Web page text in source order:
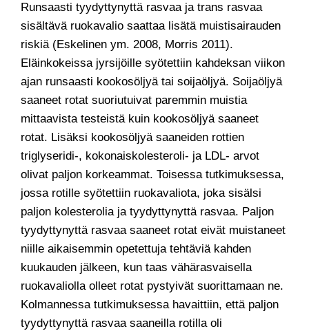
Runsaasti tyydyttynyttä rasvaa ja trans rasvaa
sisältävä ruokavalio saattaa lisätä muistisairauden
riskiä (Eskelinen ym. 2008, Morris 2011).
Eläinkokeissa jyrsijöille syötettiin kahdeksan viikon
ajan runsaasti kookosöljyä tai soijaöljyä. Soijaöljyä
saaneet rotat suoriutuivat paremmin muistia
mittaavista testeistä kuin kookosöljyä saaneet
rotat. Lisäksi kookosöljyä saaneiden rottien
triglyseridi-, kokonaiskolesteroli- ja LDL- arvot
olivat paljon korkeammat. Toisessa tutkimuksessa,
jossa rotille syötettiin ruokavaliota, joka sisälsi
paljon kolesterolia ja tyydyttynyttä rasvaa. Paljon
tyydyttynyttä rasvaa saaneet rotat eivät muistaneet
niille aikaisemmin opetettuja tehtäviä kahden
kuukauden jälkeen, kun taas vähärasvaisella
ruokavaliolla olleet rotat pystyivät suorittamaan ne.
Kolmannessa tutkimuksessa havaittiin, että paljon
tyydyttynyttä rasvaa saaneilla rotilla oli